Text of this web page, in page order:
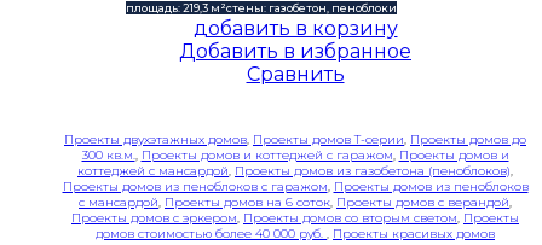
площадь: 219,3 м²стены: газобетон, пеноблоки
добавить в корзину
Добавить в избранное
Сравнить
Проекты двухэтажных домов, Проекты домов T-серии, Проекты домов до
300 кв.м., Проекты домов и коттеджей с гаражом, Проекты домов и
коттеджей с мансардой, Проекты домов из газобетона (пеноблоков),
Проекты домов из пеноблоков с гаражом, Проекты домов из пеноблоков
с мансардой, Проекты домов на 6 соток, Проекты домов с верандой,
Проекты домов с эркером, Проекты домов со вторым светом, Проекты
домов стоимостью более 40 000 руб. , Проекты красивых домов